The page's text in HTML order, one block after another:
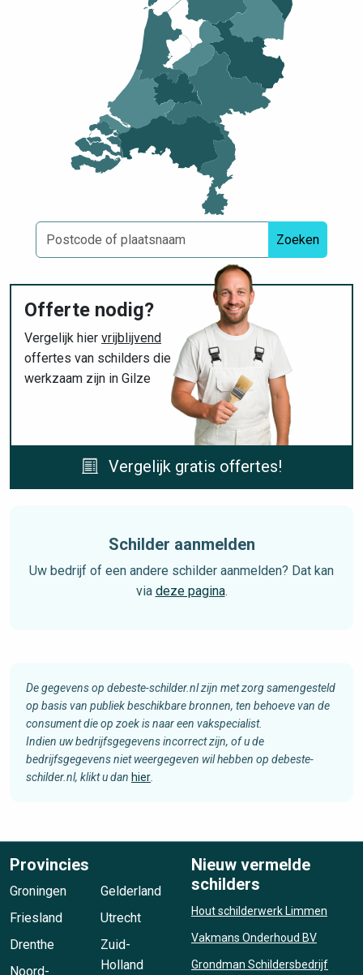
Zoeken
Offerte nodig?
Vergelijk hier vrijblijvend
offertes van schilders die
werkzaam zijn in Gilze
Vergelijk gratis offertes!
Schilder aanmelden
Uw bedrijf of een andere schilder aanmelden? Dat kan
via deze pagina.
De gegevens op debeste-schilder.nl zijn met zorg samengesteld
op basis van publiek beschikbare bronnen, ten behoeve van de
consument die op zoek is naar een vakspecialist.
Indien uw bedrijfsgegevens incorrect zijn, of u de
bedrijfsgegevens niet weergegeven wil hebben op debeste-
schilder.nl, klikt u dan hier
Provincies
Groningen
Friesland
Drenthe
Noord-
Gelderland
Utrecht
Zuid-
Holland
Nieuw vermelde
schilders
Hout schilderwerk Limmen
Vakmans Onderhoud BV
Grondman Schildersbedrijf